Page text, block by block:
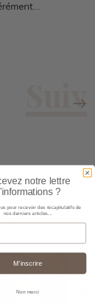
notre lettre
?
pour recevoir des récapitulatifs de
nos derniers articles...
M’inscrire
Non merci